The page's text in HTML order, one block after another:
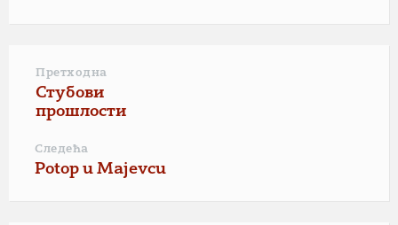
Претходна
Стубови
прошлости
Следећа
Potop u Majevcu